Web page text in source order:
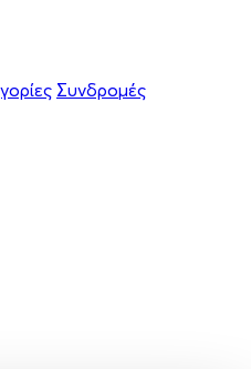
Συνδρομές